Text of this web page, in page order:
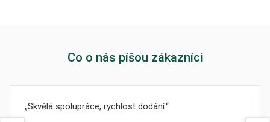
Co o nás píšou zákazníci
Skvělá spolupráce, rychlost dodání.